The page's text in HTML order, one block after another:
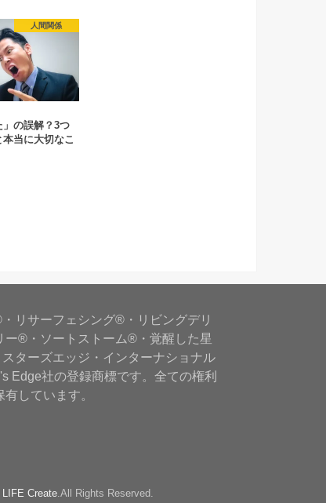
人間関係
」の誤解？3つ
当に大切なこ
リサーフェシング®・リビングデリ
ー®・ソートストーム®・覚醒した星
ターズエッジ・インターナショナル
Edge社の登録商標です。全ての権利
しています。
Create .All Rights Reserved.